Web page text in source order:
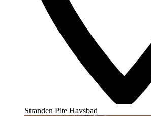
Stranden Pite Havsbad